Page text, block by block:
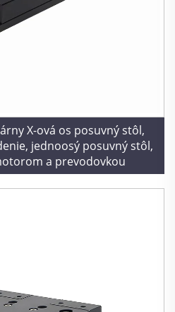
X-ová os posuvný stôl,
jednoosý posuvný stôl,
a prevodovkou